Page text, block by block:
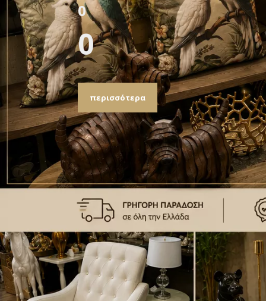
0
0
περισσότερα